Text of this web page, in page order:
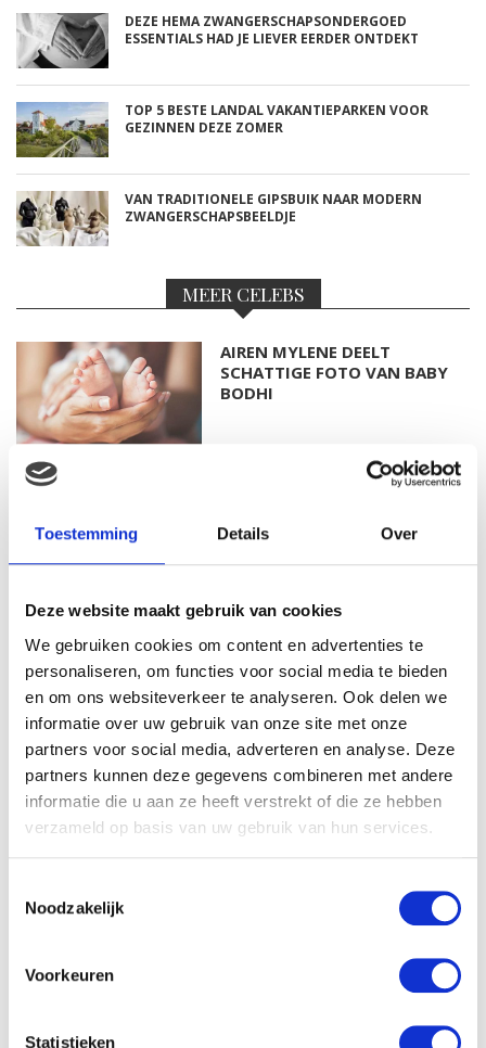
Toestemming Details Over
Deze website maakt gebruik van cookies
We gebruiken cookies om content en advertenties te
personaliseren, om functies voor social media te bieden
en om ons websiteverkeer te analyseren. Ook delen we
informatie over uw gebruik van onze site met onze
partners voor social media, adverteren en analyse. Deze
partners kunnen deze gegevens combineren met andere
informatie die u aan ze heeft verstrekt of die ze hebben
verzameld op basis van uw gebruik van hun services.
Noodzakelijk
Voorkeuren
Statistieken
DEZE HEMA ZWANGERSCHAPSONDERGOED
ESSENTIALS HAD JE LIEVER EERDER ONTDEKT
TOP 5 BESTE LANDAL VAKANTIEPARKEN VOOR
GEZINNEN DEZE ZOMER
VAN TRADITIONELE GIPSBUIK NAAR MODERN
ZWANGERSCHAPSBEELDJE
MEER CELEBS
AIREN MYLENE DEELT
SCHATTIGE FOTO VAN BABY
BODHI
KIM KÖTTER DEELT PRACHTIGE
GEZINSFOTO MET HAAR
MANNEN
JOSJE HUISMAN SHOWT
BABYBUIK OP IBIZA
PRACHTIGE FOTO MET BABY